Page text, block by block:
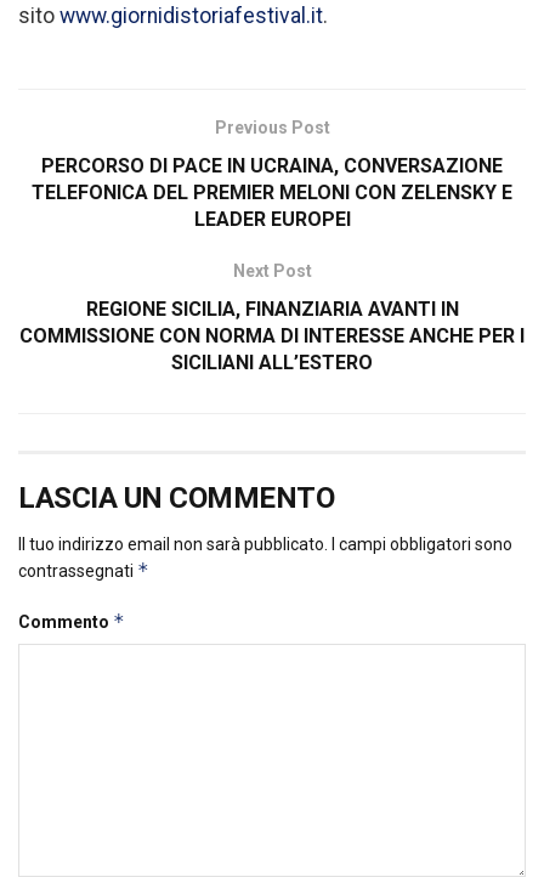
sito www.giornidistoriafestival.it.
Previous Post
PERCORSO DI PACE IN UCRAINA, CONVERSAZIONE
TELEFONICA DEL PREMIER MELONI CON ZELENSKY E
LEADER EUROPEI
Next Post
REGIONE SICILIA, FINANZIARIA AVANTI IN
COMMISSIONE CON NORMA DI INTERESSE ANCHE PER I
SICILIANI ALL’ESTERO
LASCIA UN COMMENTO
Il tuo indirizzo email non sarà pubblicato.
I campi obbligatori sono
contrassegnati *
Commento *